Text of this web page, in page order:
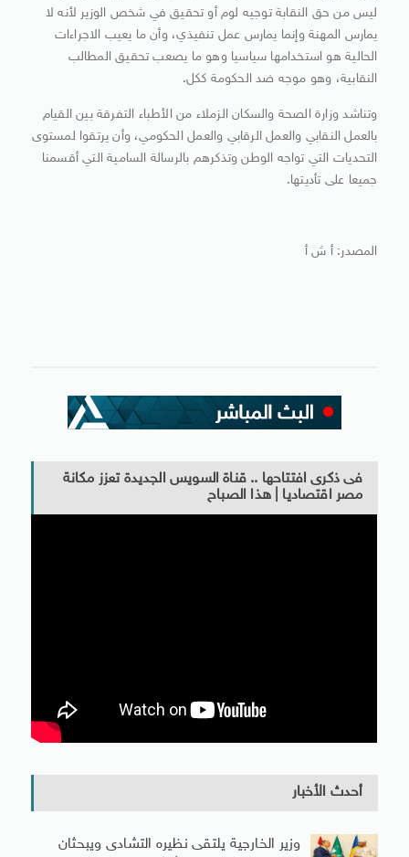
ليس من حق النقابة توجيه لوم أو تحقيق في شخص الوزير لأنه لا
يمارس المهنة وإنما يمارس عمل تنفيذي، وأن ما يعيب الاجراءات
الحالية هو استخدامها سياسيا وهو ما يصعب تحقيق المطالب
النقابية، وهو موجه ضد الحكومة ككل.
وتناشد وزارة الصحة والسكان الزملاء من الأطباء التفرقة بين القيام
بالعمل النقابي والعمل الرقابي والعمل الحكومي، وأن يرتقوا لمستوى
التحديات التي تواجه الوطن وتذكرهم بالرسالة السامية التي أقسمنا
جميعا على تأديتها.
المصدر: أ ش أ
فى ذكرى افتتاحها .. قناة السويس الجديدة تعزز مكانة
مصر اقتصاديا | هذا الصباح
أحدث الأخبار
وزير الخارجية يلتقى نظيره التشادى ويبحثان